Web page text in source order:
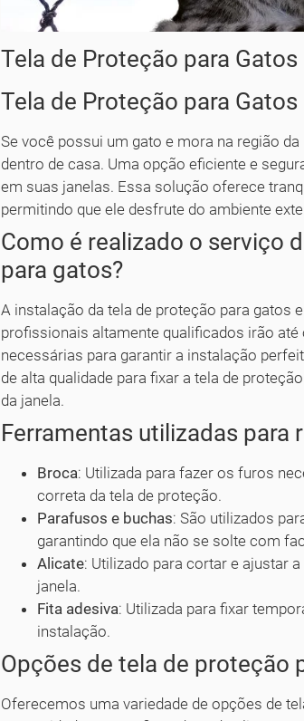
Tela de Proteção para Gatos
Tela de Proteção para Gatos
Se você possui um gato e mora na região
dentro de casa. Uma opção eficiente e
em suas janelas. Essa solução oferece
permitindo que ele desfrute do ambiente
Como é realizado o serviço
para gatos?
A instalação da tela de proteção para gatos
profissionais altamente qualificados irão
necessárias para garantir a instalação
de alta qualidade para fixar a tela de
da janela.
Ferramentas utilizadas para
Broca: Utilizada para fazer os furos
correta da tela de proteção.
Parafusos e buchas: São utilizados
garantindo que ela não se solte com
Alicate: Utilizado para cortar e ajustar
janela.
Fita adesiva: Utilizada para fixar
instalação.
Opções de tela de proteção
Oferecemos uma variedade de opções de